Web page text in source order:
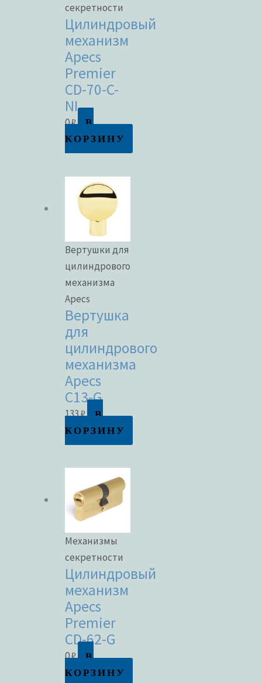
секретности
Цилиндровый
механизм
Apecs
Premier
CD-70-C-
NI
0₽
В
КОРЗИНУ
Вертушки для
цилиндрового
механизма
Apecs
Вертушка
для
цилиндрового
механизма
Apecs
C13-G
133₽
В
КОРЗИНУ
Механизмы
секретности
Цилиндровый
механизм
Apecs
Premier
CD-62-G
0₽
В
КОРЗИНУ